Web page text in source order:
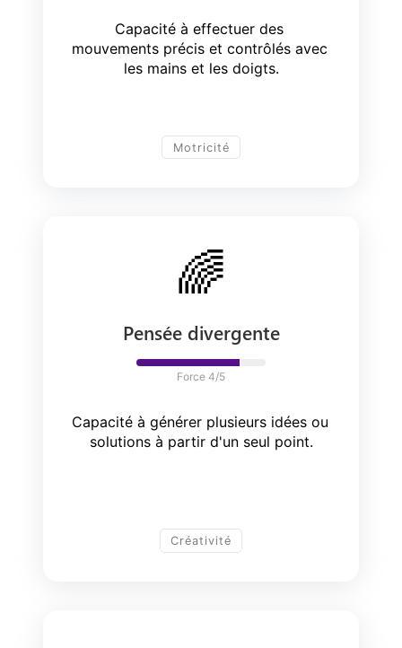
Capacité à effectuer des
mouvements précis et contrôlés avec
les mains et les doigts.
Motricité
🌈
Pensée divergente
Force 4/5
Capacité à générer plusieurs idées ou
solutions à partir d'un seul point.
Créativité